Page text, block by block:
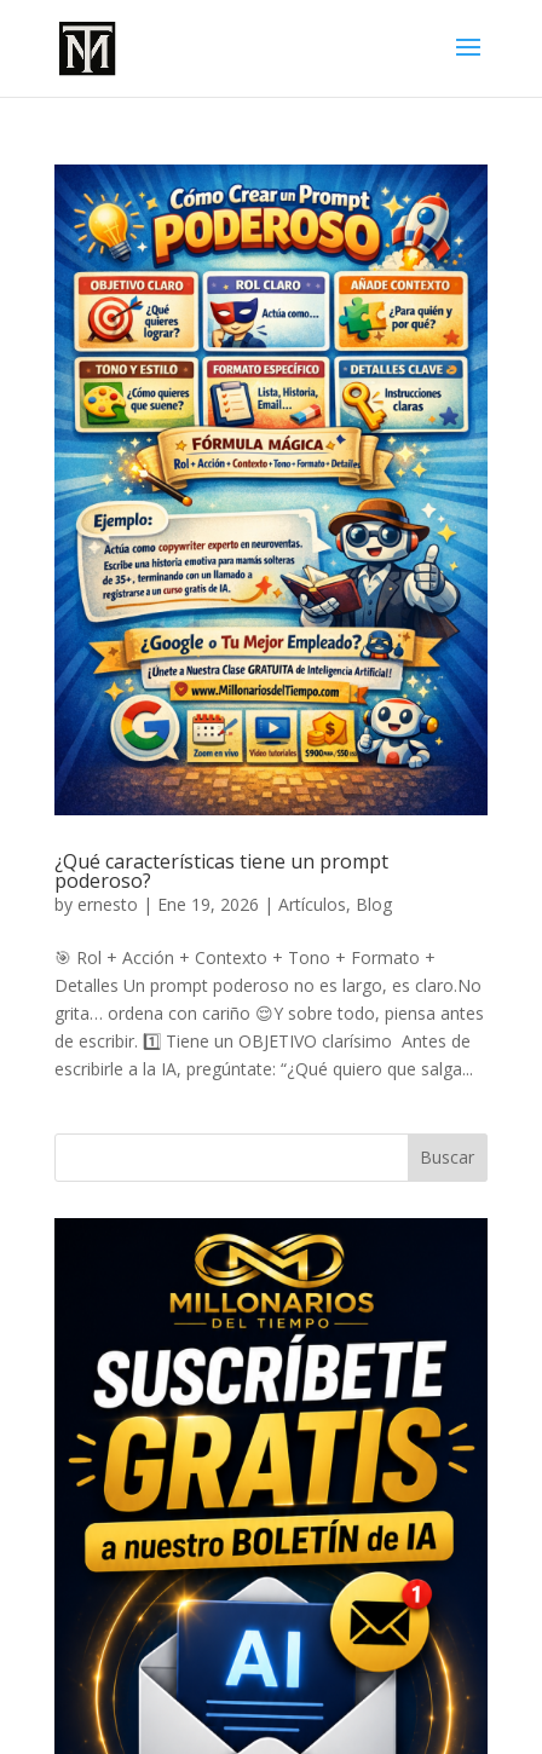
¿Qué características tiene un prompt
poderoso?
by ernesto | Ene 19, 2026 | Artículos, Blog
🎯 Rol + Acción + Contexto + Tono + Formato +
Detalles Un prompt poderoso no es largo, es claro.No
grita… ordena con cariño 😌Y sobre todo, piensa antes
de escribir. 1️⃣ Tiene un OBJETIVO clarísimo Antes de
escribirle a la IA, pregúntate: “¿Qué quiero que salga...
Buscar